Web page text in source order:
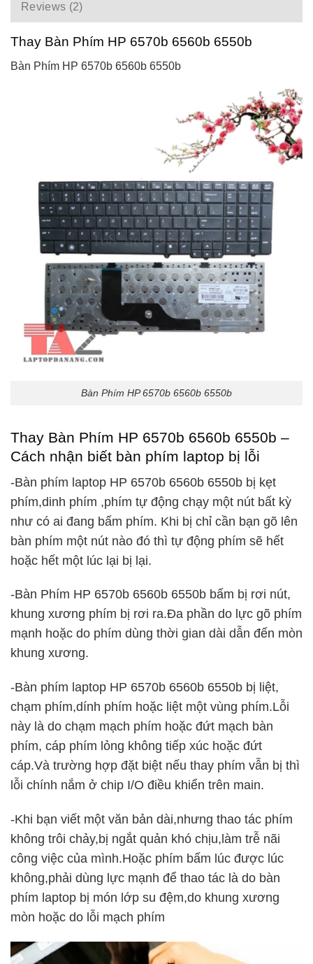
Reviews (2)
Thay Bàn Phím HP 6570b 6560b 6550b
Bàn Phím HP 6570b 6560b 6550b
Bàn Phím HP 6570b 6560b 6550b
Thay Bàn Phím HP 6570b 6560b 6550b –
Cách nhận biết bàn phím laptop bị lỗi
-Bàn phím laptop HP 6570b 6560b 6550b bị kẹt
phím,dinh phím ,phím tự động chạy một nút bất kỳ
như có ai đang bấm phím. Khi bị chỉ cần bạn gõ lên
bàn phím một nút nào đó thì tự động phím sẽ hết
hoặc hết một lúc lại bị lại.
-Bàn Phím HP 6570b 6560b 6550b bấm bị rơi nút,
khung xương phím bị rơi ra.Đa phần do lực gõ phím
mạnh hoặc do phím dùng thời gian dài dẫn đến mòn
khung xương.
-Bàn phím laptop HP 6570b 6560b 6550b bị liệt,
chạm phím,dính phím hoặc liệt một vùng phím.Lỗi
này là do chạm mạch phím hoặc đứt mạch bàn
phím, cáp phím lỏng không tiếp xúc hoặc đứt
cáp.Và trường hợp đặt biệt nếu thay phím vẫn bị thì
lỗi chính nắm ở chip I/O điều khiển trên main.
-Khi bạn viết một văn bản dài,nhưng thao tác phím
không trôi chảy,bị ngắt quản khó chịu,làm trễ nãi
công việc của mình.Hoặc phím bấm lúc được lúc
không,phải dùng lực mạnh để thao tác là do bàn
phím laptop bị món lớp su đệm,do khung xương
mòn hoặc do lỗi mạch phím